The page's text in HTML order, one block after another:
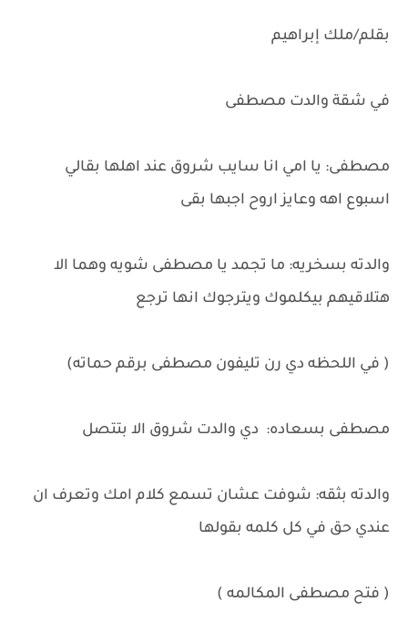
بقلم/ملك إبراهيم
في شقة والدت مصطفى
مصطفى: يا امي انا سايب شروق عند اهلها بقالي
اسبوع اهه وعايز اروح اجبها بقى
والدته بسخريه: ما تجمد يا مصطفى شويه وهما الا
هتلاقيهم بيكلموك ويترجوك انها ترجع
( في اللحظه دي رن تليفون مصطفى برقم حماته)
مصطفى بسعاده: دي والدت شروق الا بتتصل
والدته بثقه: شوفت عشان تسمع كلام امك وتعرف ان
عندي حق في كل كلمه بقولها
( فتح مصطفى المكالمه )